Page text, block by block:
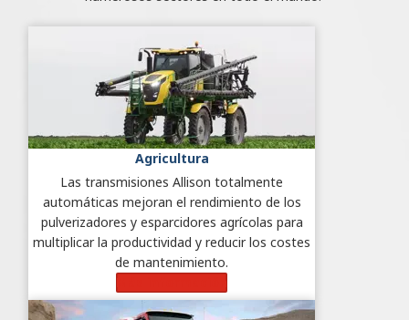
Agricultura
Las transmisiones Allison totalmente
automáticas mejoran el rendimiento de los
pulverizadores y esparcidores agrícolas para
multiplicar la productividad y reducir los costes
de mantenimiento.